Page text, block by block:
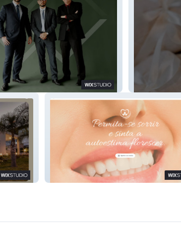
Ana Cristina
Bluhen Studio